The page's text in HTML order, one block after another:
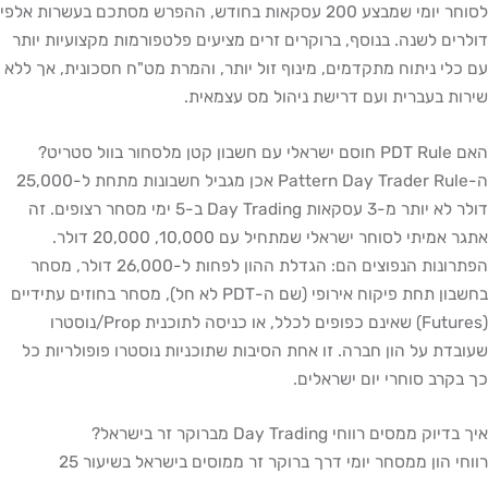
לסוחר יומי שמבצע 200 עסקאות בחודש, ההפרש מסתכם בעשרות אלפי
דולרים לשנה. בנוסף, ברוקרים זרים מציעים פלטפורמות מקצועיות יותר
עם כלי ניתוח מתקדמים, מינוף זול יותר, והמרת מט"ח חסכונית, אך ללא
שירות בעברית ועם דרישת ניהול מס עצמאית.
האם PDT Rule חוסם ישראלי עם חשבון קטן מלסחור בוול סטריט?
ה-Pattern Day Trader Rule אכן מגביל חשבונות מתחת ל-25,000
דולר לא יותר מ-3 עסקאות Day Trading ב-5 ימי מסחר רצופים. זה
אתגר אמיתי לסוחר ישראלי שמתחיל עם 10,000, 20,000 דולר.
הפתרונות הנפוצים הם: הגדלת ההון לפחות ל-26,000 דולר, מסחר
בחשבון תחת פיקוח אירופי (שם ה-PDT לא חל), מסחר בחוזים עתידיים
(Futures) שאינם כפופים לכלל, או כניסה לתוכנית Prop/נוסטרו
שעובדת על הון חברה. זו אחת הסיבות שתוכניות נוסטרו פופולריות כל
כך בקרב סוחרי יום ישראלים.
איך בדיוק ממסים רווחי Day Trading מברוקר זר בישראל?
רווחי הון ממסחר יומי דרך ברוקר זר ממוסים בישראל בשיעור 25